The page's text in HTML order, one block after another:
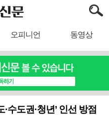
오피니언 동영상
수도권·청년’ 인선 방점